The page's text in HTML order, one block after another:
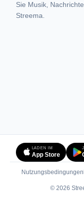
Sie Musik,
Streema.
LADEN IM
App Store
Nutzungsbedingungen
© 2026